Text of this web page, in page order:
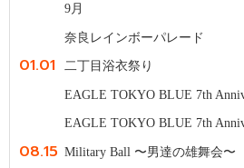
9月
奈良レインボーパレード
01.01
二丁目浴衣祭り
EAGLE TOKYO BLUE 7th
EAGLE TOKYO BLUE 7th
08.15 Military Ball 〜男達の雄舞会〜